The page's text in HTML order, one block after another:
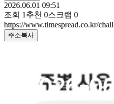
2026.06.01 09:51
조회 1 추천 0스크랩 0
https://www.timespread.co.kr/
주소복사